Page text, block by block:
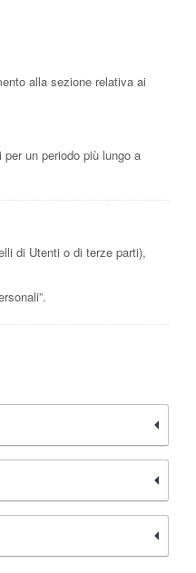
alla sezione relativa ai
un periodo più lungo a
di Utenti o di terze parti),